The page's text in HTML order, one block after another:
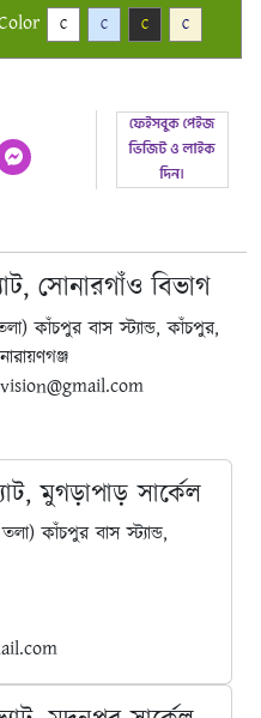
C C C C
সোনারগাঁও বিভাগ
কাঁচপুর বাস স্ট্যান্ড, কাঁচপুর,
মুগড়াপাড় সার্কেল
কাঁচপুর বাস স্ট্যান্ড,